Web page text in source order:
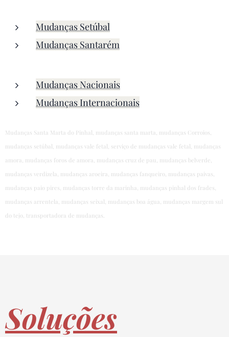
Mudanças Setúbal
Mudanças Santarém
Mudanças Nacionais
Mudanças Internacionais
Mudanças Santa Marta do Pinhal, mudanças santa marta, mudanças Corroios,
mudanças setúbal, mudanças vale fetal, serviço de mudanças vale fetal, mudanças
amora, mudanças foros de amora, mudanças cruz de pau, mudanças belverde,
mudanças verdizela, mudanças aroeira, mudanças fanqueiro, mudanças paivas,
mudanças paio pires, mudanças torre da marinha, mudanças pinhal dos frades,
mudanças arrentela, mudanças seixal, mudanças boa água, mudanças margem sul
do tejo, transportadora de mudanças.
Soluções